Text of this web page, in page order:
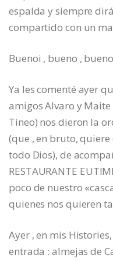
espalda y siempre
compartido con un
Buenoi , bueno ,
Ya les comenté ayer
amigos Alvaro y Maite
Tineo) nos dieron la
(que , en bruto,
todo Dios), de
RESTAURANTE
poco de nuestro
quienes nos quieren
Ayer , en mis
entrada : almejas de